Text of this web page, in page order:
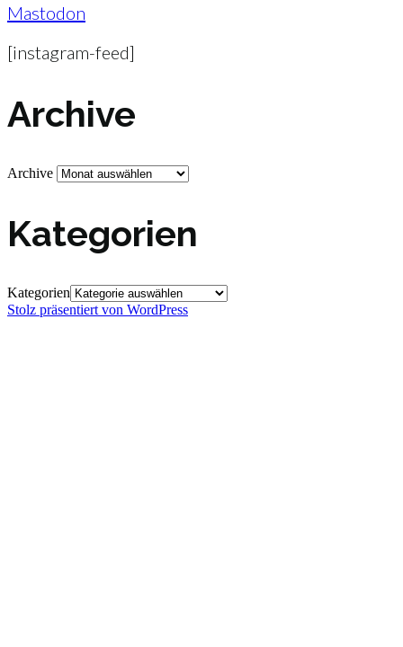
Mastodon
[instagram-feed]
Archive
Archive
Kategorien
Kategorien
Stolz präsentiert von WordPress